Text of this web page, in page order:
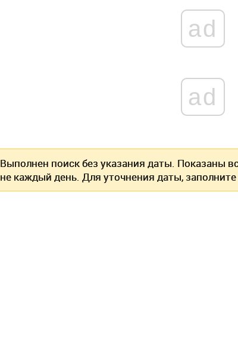
ad
ad
Выполнен поиск без указания даты. Показаны
не каждый день. Для уточнения даты,